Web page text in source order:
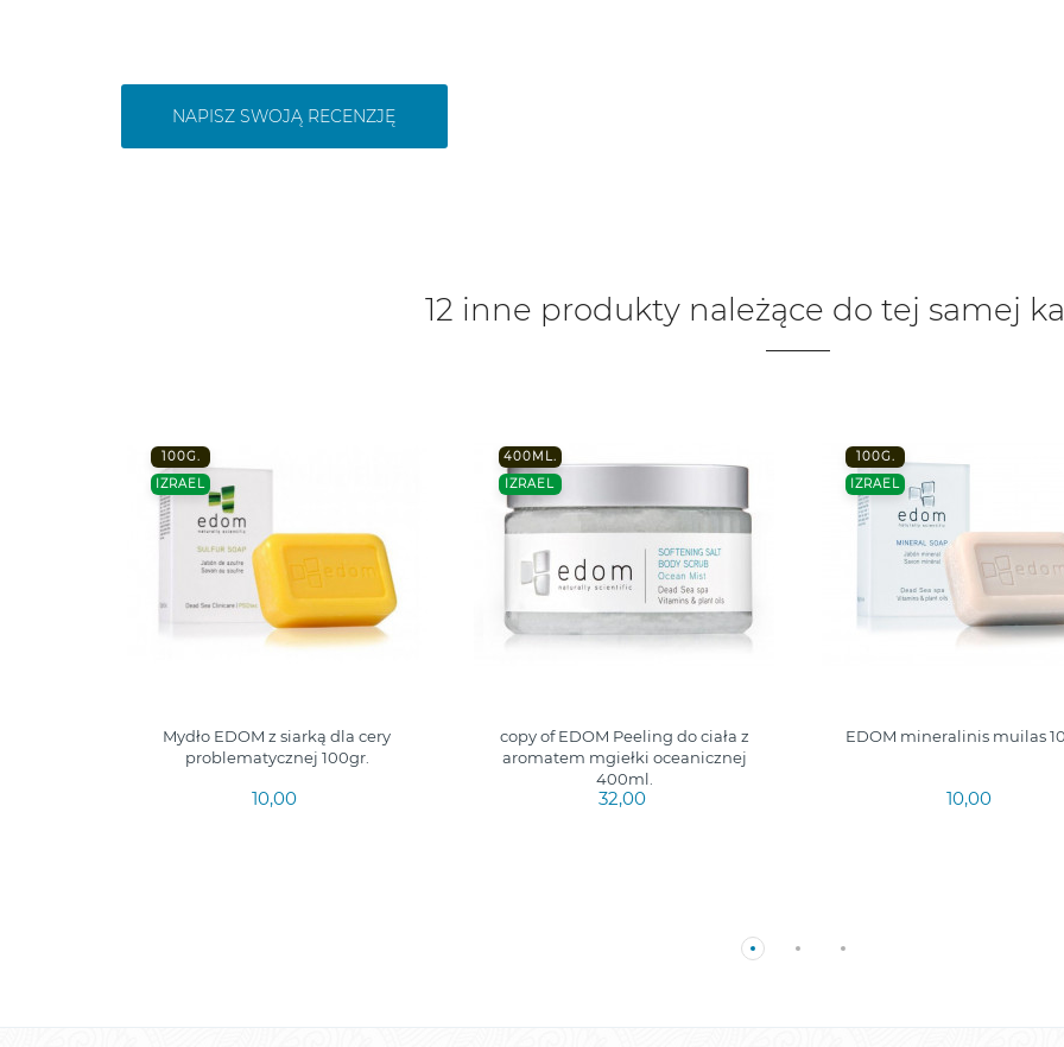
NAPISZ SWOJĄ RECENZJĘ
12 inne produkty należące do tej samej
100G.
IZRAEL
Mydło EDOM z siarką dla cery
problematycznej 100gr.
10,00
400ML.
IZRAEL
copy of EDOM Peeling do ciała z
aromatem mgiełki oceanicznej
400ml.
32,00
100G.
IZRAEL
EDOM mineralinis muilas
10,00